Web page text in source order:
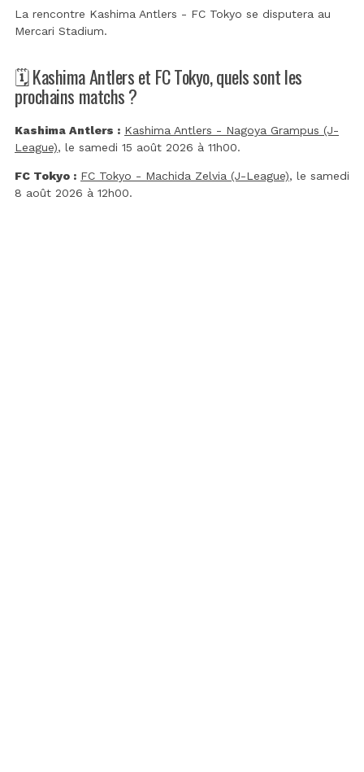
La rencontre Kashima Antlers - FC Tokyo se disputera au
Mercari Stadium.
🗓️ Kashima Antlers et FC Tokyo, quels sont les
prochains matchs ?
Kashima Antlers : Kashima Antlers - Nagoya Grampus (J-
League), le samedi 15 août 2026 à 11h00.
FC Tokyo : FC Tokyo - Machida Zelvia (J-League), le samedi
8 août 2026 à 12h00.